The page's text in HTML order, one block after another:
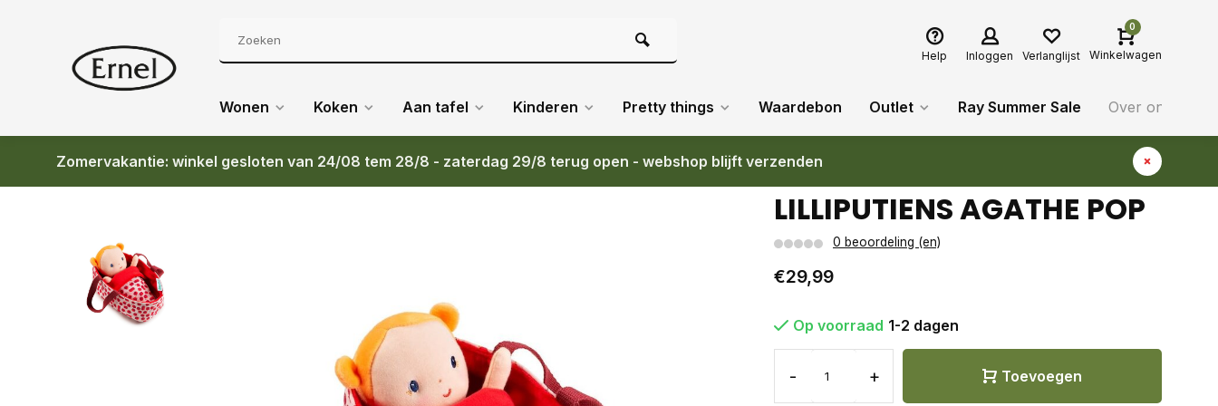
Help Inloggen Verlanglijst
0
Winkelwagen
Wonen Koken Aan tafel Kinderen Pretty things Waardebon Outlet Ray Summer Sale Over ons
Zomervakantie: winkel gesloten van 24/08 tem 28/8 - zaterdag 29/8 terug open - webshop blijft verzenden
Terug LILLIPUTIENS AGATHE POP
LILLIPUTIENS AGATHE POP
0 beoordeling (en)
€29,99
Op voorraad 1-2 dagen
- + Toevoegen